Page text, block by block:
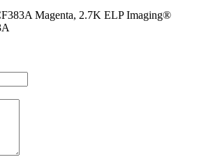
Magenta, 2.7K ELP Imaging®